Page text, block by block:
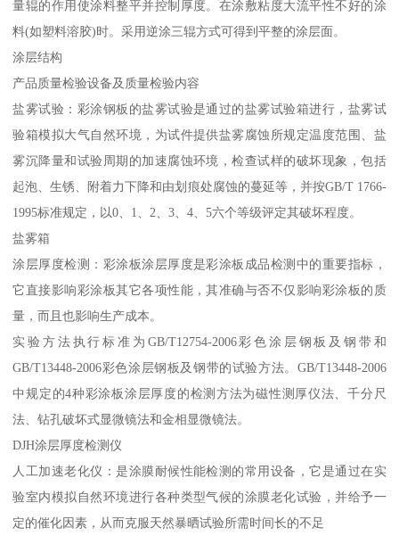
量辊的作用使涂料整平并控制厚度。在涂敷粘度大流平性不好的涂
料(如塑料溶胶)时。采用逆涂三辊方式可得到平整的涂层面。
涂层结构
产品质量检验设备及质量检验内容
盐雾试验：彩涂钢板的盐雾试验是通过的盐雾试验箱进行，盐雾试
验箱模拟大气自然环境，为试件提供盐雾腐蚀所规定温度范围、盐
雾沉降量和试验周期的加速腐蚀环境，检查试样的破坏现象，包括
起泡、生锈、附着力下降和由划痕处腐蚀的蔓延等，并按GB/T 1766-
1995标准规定，以0、1、2、3、4、5六个等级评定其破坏程度。
盐雾箱
涂层厚度检测：彩涂板涂层厚度是彩涂板成品检测中的重要指标，
它直接影响彩涂板其它各项性能，其准确与否不仅影响彩涂板的质
量，而且也影响生产成本。
实验方法执行标准为GB/T12754-2006彩色涂层钢板及钢带和
GB/T13448-2006彩色涂层钢板及钢带的试验方法。GB/T13448-2006
中规定的4种彩涂板涂层厚度的检测方法为磁性测厚仪法、千分尺
法、钻孔破坏式显微镜法和金相显微镜法。
DJH涂层厚度检测仪
人工加速老化仪：是涂膜耐候性能检测的常用设备，它是通过在实
验室内模拟自然环境进行各种类型气候的涂膜老化试验，并给予一
定的催化因素，从而克服天然暴晒试验所需时间长的不足